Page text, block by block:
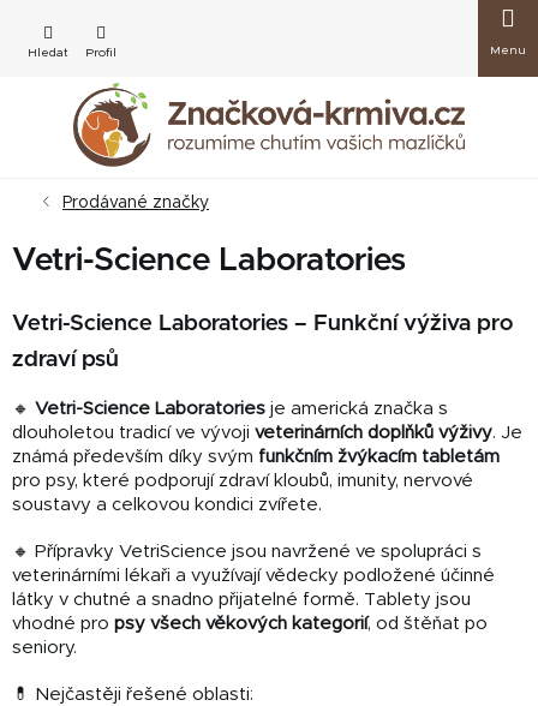
obsah
košík
Prodávané značky
Vetri-Science Laboratories
Vetri-Science Laboratories – Funkční výživa pro
zdraví psů
🔸 Vetri-Science Laboratories je americká značka s
dlouholetou tradicí ve vývoji veterinárních doplňků výživy. Je
známá především díky svým funkčním žvýkacím tabletám
pro psy, které podporují zdraví kloubů, imunity, nervové
soustavy a celkovou kondici zvířete.
🔸 Přípravky VetriScience jsou navržené ve spolupráci s
veterinárními lékaři a využívají vědecky podložené účinné
látky v chutné a snadno přijatelné formě. Tablety jsou
vhodné pro psy všech věkových kategorií, od štěňat po
seniory.
💊 Nejčastěji řešené oblasti: